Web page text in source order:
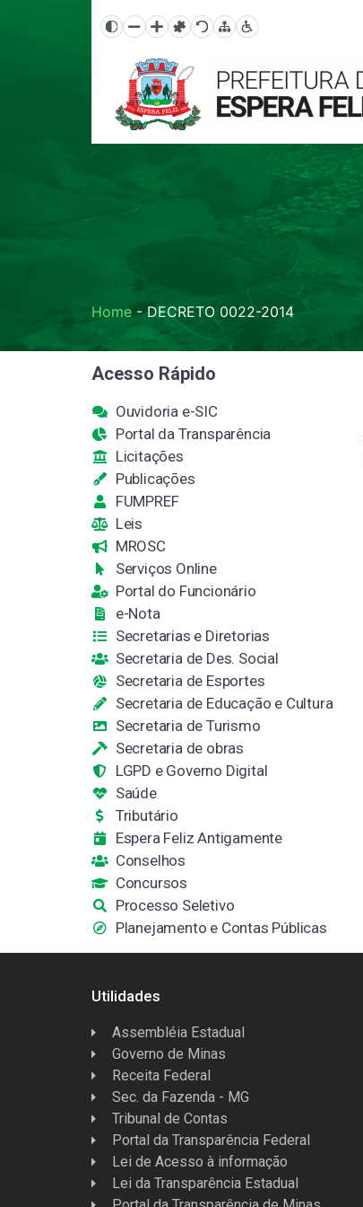
Home -DECRETO 0022-2014
Acesso Rápido
Ouvidoria e-SIC
Portal da Transparência
Licitações
Publicações
FUMPREF
Leis
MROSC
Serviços Online
Portal do Funcionário
e-Nota
Secretarias e Diretorias
Secretaria de Des. Social
Secretaria de Esportes
Secretaria de Educação e Cultura
Secretaria de Turismo
Secretaria de obras
LGPD e Governo Digital
Saúde
Tributário
Espera Feliz Antigamente
Conselhos
Concursos
Processo Seletivo
Planejamento e Contas Públicas
Utilidades
Assembléia Estadual
Governo de Minas
Receita Federal
Sec. da Fazenda - MG
Tribunal de Contas
Portal da Transparência Federal
Lei de Acesso à informação
Lei da Transparência Estadual